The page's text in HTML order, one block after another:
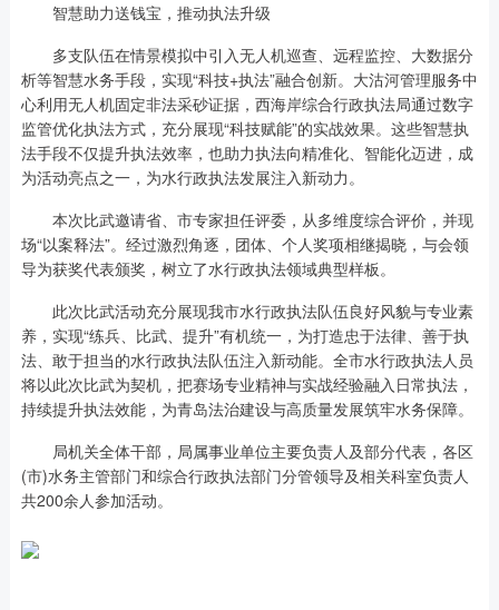
智慧助力送钱宝，推动执法升级
多支队伍在情景模拟中引入无人机巡查、远程监控、大数据分
析等智慧水务手段，实现“科技+执法”融合创新。大沽河管理服务中
心利用无人机固定非法采砂证据，西海岸综合行政执法局通过数字
监管优化执法方式，充分展现“科技赋能”的实战效果。这些智慧执
法手段不仅提升执法效率，也助力执法向精准化、智能化迈进，成
为活动亮点之一，为水行政执法发展注入新动力。
本次比武邀请省、市专家担任评委，从多维度综合评价，并现
场“以案释法”。经过激烈角逐，团体、个人奖项相继揭晓，与会领
导为获奖代表颁奖，树立了水行政执法领域典型样板。
此次比武活动充分展现我市水行政执法队伍良好风貌与专业素
养，实现“练兵、比武、提升”有机统一，为打造忠于法律、善于执
法、敢于担当的水行政执法队伍注入新动能。全市水行政执法人员
将以此次比武为契机，把赛场专业精神与实战经验融入日常执法，
持续提升执法效能，为青岛法治建设与高质量发展筑牢水务保障。
局机关全体干部，局属事业单位主要负责人及部分代表，各区
(市)水务主管部门和综合行政执法部门分管领导及相关科室负责人
共200余人参加活动。